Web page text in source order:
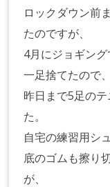
ロックダウン前
たのですが、
4月にジョギング
一足捨てたので、
昨日まで5足の
た。
自宅の練習用シ
底のゴムも擦り
が、